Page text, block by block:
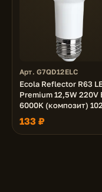
Арт. G7QD12ELC
Ecola Reflector R63
Premium 12,5W 220V
6000K (композит)
133 ₽